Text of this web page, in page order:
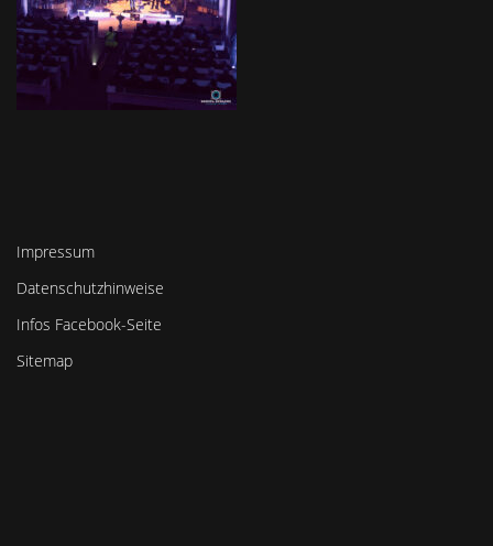
Impressum
Datenschutzhinweise
Infos Facebook-Seite
Sitemap